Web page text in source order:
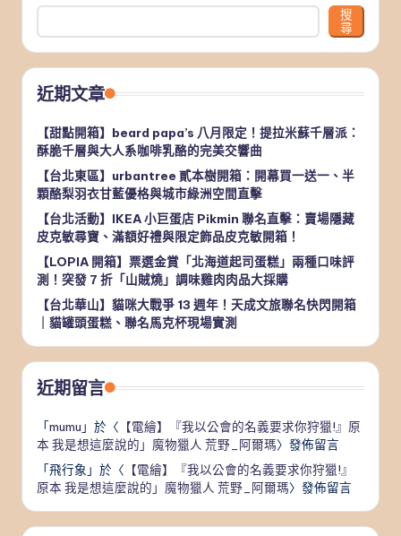
搜
尋
近期文章
【甜點開箱】beard papa’s 八月限定！提拉米蘇千層派：
酥脆千層與大人系咖啡乳酪的完美交響曲
【台北東區】urbantree 貳本樹開箱：開幕買一送一、半
顆酪梨羽衣甘藍優格與城市綠洲空間直擊
【台北活動】IKEA 小巨蛋店 Pikmin 聯名直擊：賣場隱藏
皮克敏尋寶、滿額好禮與限定飾品皮克敏開箱！
【LOPIA 開箱】票選金賞「北海道起司蛋糕」兩種口味評
測！突發 7 折「山賊燒」調味雞肉肉品大採購
【台北華山】貓咪大戰爭 13 週年！天成文旅聯名快閃開箱
｜貓罐頭蛋糕、聯名馬克杯現場實測
近期留言
「mumu 」於〈 【電繪】『我以公會的名義要求你狩獵!』原
本 我是想這麼說的」魔物獵人 荒野_阿爾瑪〉發佈留言
「飛行象 」於〈 【電繪】『我以公會的名義要求你狩獵!』
原本 我是想這麼說的」魔物獵人 荒野_阿爾瑪〉發佈留言